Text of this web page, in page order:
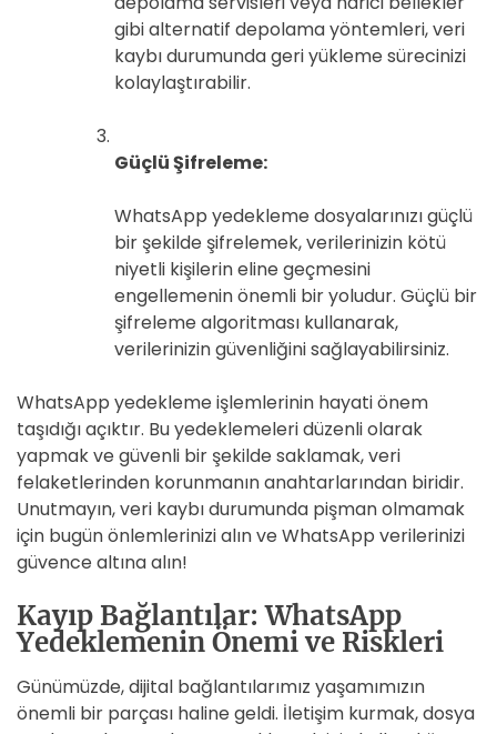
gibi alternatif depolama yöntemleri, veri
kaybı durumunda geri yükleme sürecinizi
kolaylaştırabilir.
Güçlü Şifreleme:
WhatsApp yedekleme dosyalarınızı güçlü
bir şekilde şifrelemek, verilerinizin kötü
niyetli kişilerin eline geçmesini
engellemenin önemli bir yoludur. Güçlü bir
şifreleme algoritması kullanarak,
verilerinizin güvenliğini sağlayabilirsiniz.
WhatsApp yedekleme işlemlerinin hayati önem
taşıdığı açıktır. Bu yedeklemeleri düzenli olarak
yapmak ve güvenli bir şekilde saklamak, veri
felaketlerinden korunmanın anahtarlarından biridir.
Unutmayın, veri kaybı durumunda pişman olmamak
için bugün önlemlerinizi alın ve WhatsApp verilerinizi
güvence altına alın!
Kayıp Bağlantılar: WhatsApp
Yedeklemenin Önemi ve Riskleri
Günümüzde, dijital bağlantılarımız yaşamımızın
önemli bir parçası haline geldi. İletişim kurmak, dosya